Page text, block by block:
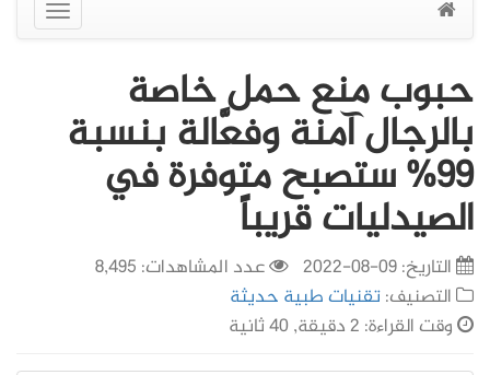
عرض
القائمة
حبوب منع حمل خاصة
بالرجال آمنة وفعَّالة بنسبة
99% ستصبح متوفرة في
الصيدليات قريباً
التاريخ:09-08-2022
عدد المشاهدات: 8,495
التصنيف:تقنيات طبية حديثة
وقت القراءة: 2 دقيقة, 40 ثانية